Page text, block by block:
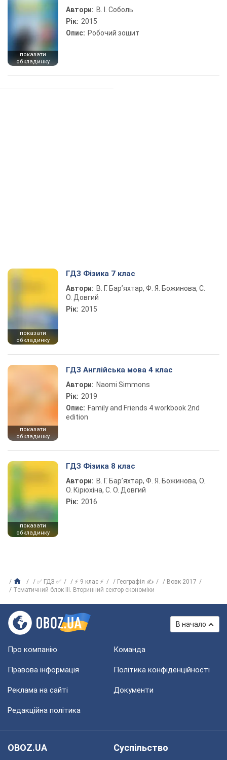
показати
обкладинку
Автори: В. І. Соболь
Рік: 2015
Опис: Робочий зошит
показати
обкладинку
ГДЗ Фізика 7 клас
Автори: В. Г. Бар’яхтар, Ф. Я. Божинова, С.
О. Довгий
Рік: 2015
показати
обкладинку
ГДЗ Англійська мова 4 клас
Автори: Naomi Simmons
Рік: 2019
Опис: Family and Friends 4 workbook 2nd
edition
показати
обкладинку
ГДЗ Фізика 8 клас
Автори: В. Г. Бар’яхтар, Ф. Я. Божинова, О.
О. Кірюхіна, С. О. Довгий
Рік: 2016
✅ ГДЗ ✅ ⚡ 9 клас ⚡ Географія ✍
Вовк 2017
Тематичний блок III. Вторинний сектор економіки
В начало
Про компанію Команда
Правова інформація Політика конфіденційності
Реклама на сайті Документи
Редакційна політика
OBOZ.UA
Суспільство